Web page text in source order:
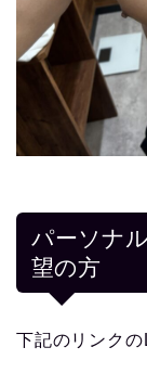
パーソナ
望の方
下記のリンク